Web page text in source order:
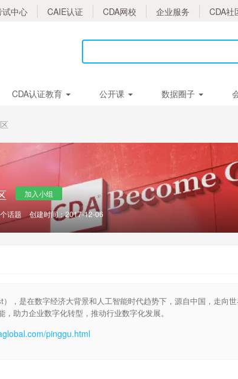
试中心 CAIE认证 CDA网校 企业服务 CDA社
CDA认证教育 公开课 数据圈子
加入小组
话题 创建时间：2017-12-06
，是在数字经济大背景和人工智能时代趋势下，源自中国，走向
助力企业数字化转型，推动行业数字化发展。
pinggu.html